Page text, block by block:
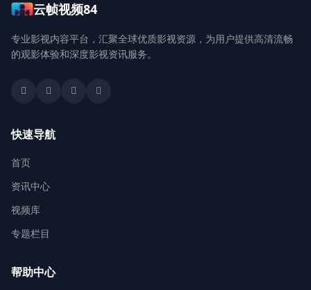
登录 / 注册
云帧视频84
专业影视内容平台，汇聚全球优质影视资源，为用户提供高清流畅
的观影体验和深度影视资讯服务。
快速导航
首页
资讯中心
视频库
专题栏目
帮助中心